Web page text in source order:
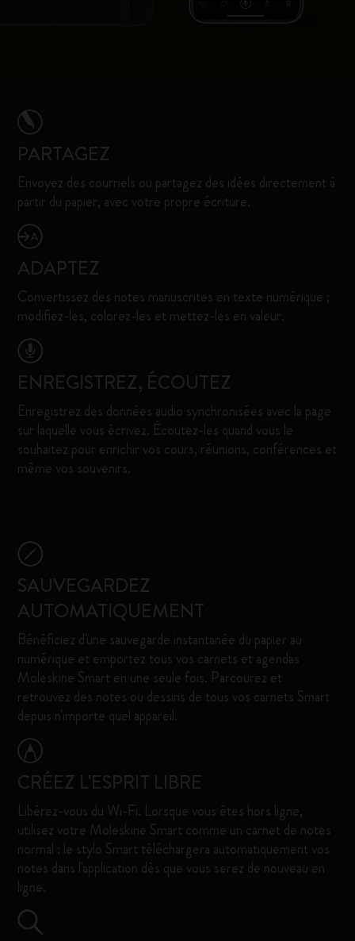
PARTAGEZ
Envoyez des courriels ou partagez des idées directement à
partir du papier, avec votre propre écriture.
ADAPTEZ
Convertissez des notes manuscrites en texte numérique ;
modifiez-les, colorez-les et mettez-les en valeur.
ENREGISTREZ, ÉCOUTEZ
Enregistrez des données audio synchronisées avec la page
sur laquelle vous écrivez. Écoutez-les quand vous le
souhaitez pour enrichir vos cours, réunions, conférences et
même vos souvenirs.
SAUVEGARDEZ
AUTOMATIQUEMENT
Bénéficiez d'une sauvegarde instantanée du papier au
numérique et emportez tous vos carnets et agendas
Moleskine Smart en une seule fois. Parcourez et
retrouvez des notes ou dessins de tous vos carnets Smart
depuis n'importe quel appareil.
CRÉEZ L'ESPRIT LIBRE
Libérez-vous du Wi-Fi. Lorsque vous êtes hors ligne,
utilisez votre Moleskine Smart comme un carnet de notes
normal : le stylo Smart téléchargera automatiquement vos
notes dans l'application dès que vous serez de nouveau en
ligne.